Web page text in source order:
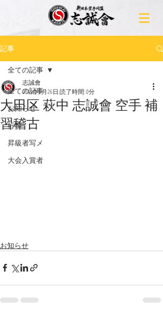
記事
全ての記事
お知らせ
行事
昇級者写メ
大会入賞者
全ての記事
大田区 萩中 志誠會 空手 補
習稽古
志誠會
2019年6月26日 読了時間: 0分
お知らせ